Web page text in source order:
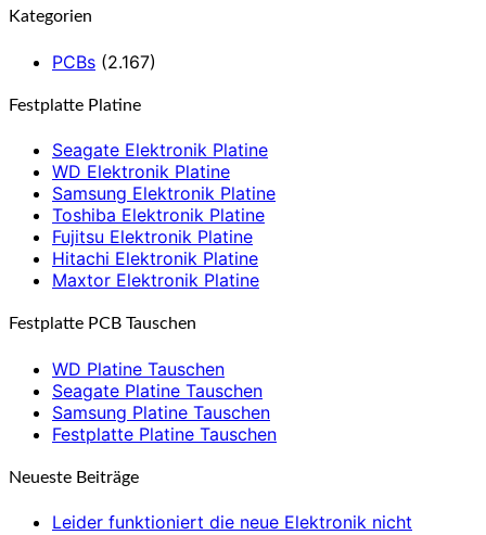
Kategorien
PCBs (2.167)
Festplatte Platine
Seagate Elektronik Platine
WD Elektronik Platine
Samsung Elektronik Platine
Toshiba Elektronik Platine
Fujitsu Elektronik Platine
Hitachi Elektronik Platine
Maxtor Elektronik Platine
Festplatte PCB Tauschen
WD Platine Tauschen
Seagate Platine Tauschen
Samsung Platine Tauschen
Festplatte Platine Tauschen
Neueste Beiträge
Leider funktioniert die neue Elektronik nicht